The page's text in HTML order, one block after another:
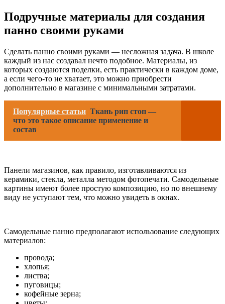
Подручные материалы для создания
панно своими руками
Сделать панно своими руками — несложная задача. В школе
каждый из нас создавал нечто подобное. Материалы, из
которых создаются поделки, есть практически в каждом доме,
а если чего-то не хватает, это можно приобрести
дополнительно в магазине с минимальными затратами.
Популярные статьи Ткань рип стоп —
что это такое описание применение и
состав
Панели магазинов, как правило, изготавливаются из
керамики, стекла, металла методом фотопечати. Самодельные
картины имеют более простую композицию, но по внешнему
виду не уступают тем, что можно увидеть в окнах.
Самодельные панно предполагают использование следующих
материалов:
провода;
хлопья;
листва;
пуговицы;
кофейные зерна;